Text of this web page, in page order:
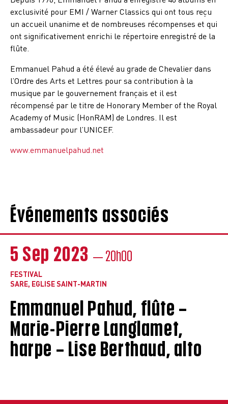
exclusivité pour EMI / Warner Classics qui ont tous reçu
un accueil unanime et de nombreuses récompenses et qui
ont significativement enrichi le répertoire enregistré de la
flûte.
Emmanuel Pahud a été élevé au grade de Chevalier dans
l’Ordre des Arts et Lettres pour sa contribution à la
musique par le gouvernement français et il est
récompensé par le titre de Honorary Member of the Royal
Academy of Music (HonRAM) de Londres. Il est
ambassadeur pour l’UNICEF.
www.emmanuelpahud.net
Événements associés
5 Sep 2023 — 20h00
FESTIVAL
SARE, EGLISE SAINT-MARTIN
Emmanuel Pahud, flûte –
Marie-Pierre Langlamet,
harpe – Lise Berthaud, alto